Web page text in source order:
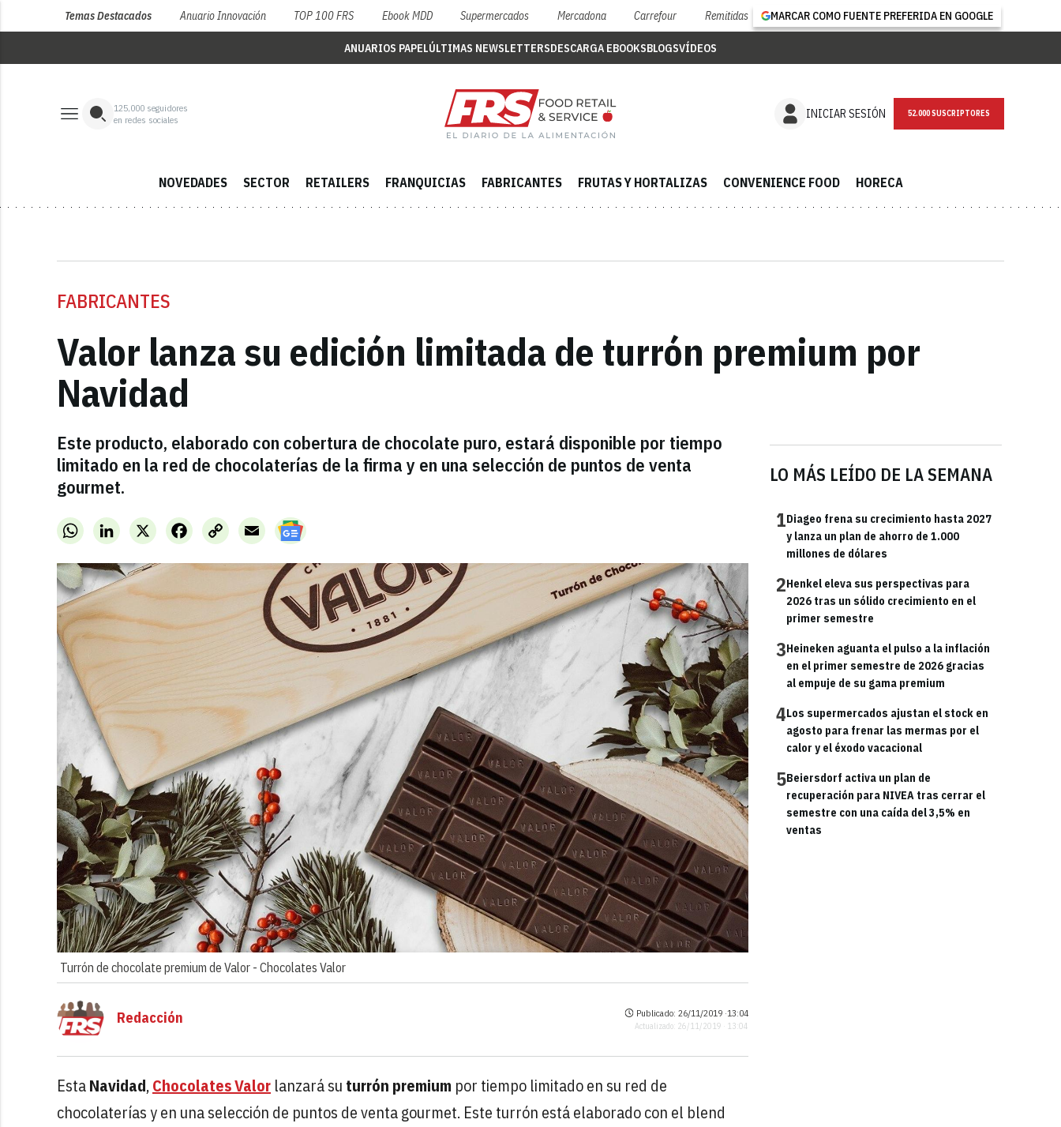
Temas Destacados Anuario Innovación TOP 100 FRS Ebook MDD Supermercados Mercadona Carrefour Remitidas MARCAR COMO FUENTE PREFERIDA EN GOOGLE
ANUARIOS PAPELÚLTIMAS NEWSLETTERSDESCARGA EBOOKSBLOGSVÍDEOS
125,000 seguidores
en redes sociales
INICIAR SESIÓN NEWSLETTER
NOVEDADES SECTOR RETAILERS FRANQUICIAS FABRICANTES FRUTAS Y HORTALIZAS CONVENIENCE FOOD HORECA
FABRICANTES
Valor lanza su edición limitada de turrón premium por
Navidad
Este producto, elaborado con cobertura de chocolate puro, estará disponible por tiempo
limitado en la red de chocolaterías de la firma y en una selección de puntos de venta
gourmet.
WhatsAppLinkedInX FacebookCopy
Link
Email
Turrón de chocolate premium de Valor - Chocolates Valor
LO MÁS LEÍDO DE LA SEMANA
1Diageo frena su crecimiento hasta 2027
y lanza un plan de ahorro de 1.000
millones de dólares
2Henkel eleva sus perspectivas para
2026 tras un sólido crecimiento en el
primer semestre
3Heineken aguanta el pulso a la inflación
en el primer semestre de 2026 gracias
al empuje de su gama premium
4Los supermercados ajustan el stock en
agosto para frenar las mermas por el
calor y el éxodo vacacional
5Beiersdorf activa un plan de
recuperación para NIVEA tras cerrar el
semestre con una caída del 3,5% en
ventas
Redacción Publicado: 26/11/2019 ·13:04
Actualizado: 26/11/2019 · 13:04
EstaNavidad,Chocolates Valor lanzará su turrón premium por tiempo limitado en su red de
chocolaterías y en una selección de puntos de venta gourmet. Este turrón está elaborado con el blend